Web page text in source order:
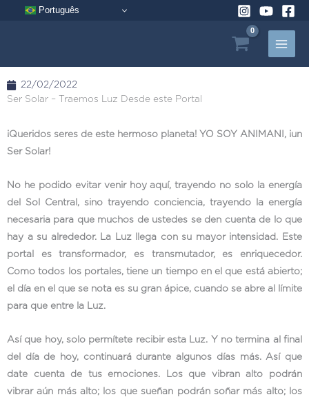
Português
22/02/2022
Ser Solar – Traemos Luz Desde este Portal
¡Queridos seres de este hermoso planeta! YO SOY ANIMANI, ¡un
Ser Solar!
No he podido evitar venir hoy aquí, trayendo no solo la energía
del Sol Central, sino trayendo conciencia, trayendo la energía
necesaria para que muchos de ustedes se den cuenta de lo que
hay a su alrededor. La Luz llega con su mayor intensidad. Este
portal es transformador, es transmutador, es enriquecedor.
Como todos los portales, tiene un tiempo en el que está abierto;
el día en el que se nota es su gran ápice, cuando se abre al límite
para que entre la Luz.
Así que hoy, solo permítete recibir esta Luz. Y no termina al final
del día de hoy, continuará durante algunos días más. Así que
date cuenta de tus emociones. Los que vibran alto podrán
vibrar aún más alto; los que sueñan podrán soñar más alto; los